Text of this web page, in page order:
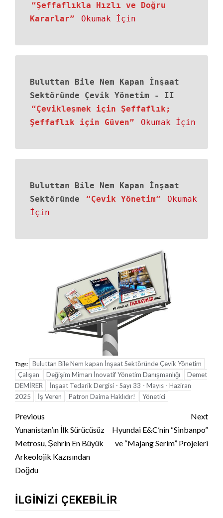
“Şeffaflıkla Hızlı ve Doğru
Kararlar”
Okumak İçin
Buluttan Bile Nem Kapan İnşaat
Sektöründe Çevik Yönetim - II
“Çevikleşmek için Şeffaflık;
Şeffaflık için Güven”
Okumak İçin
Buluttan Bile Nem Kapan İnşaat
Sektöründe
“Çevik Yönetim”
Okumak
İçin
Tags: Buluttan Bile Nem kapan İnşaat Sektöründe Çevik Yönetim
Çalışan
Değişim Mimarı İnovatif Yönetim Danışmanlığı
Demet
DEMİRER
İnşaat Tedarik Dergisi - Sayı 33 - Mayıs - Haziran
2025
İş Veren Patron Daima Haklıdır! Yönetici
Continue
Reading
Previous
Yunanistan’ın İlk Sürücüsüz
Metrosu, Şehrin En Büyük
Arkeolojik Kazısından
Doğdu
Next
Hyundai E&C’nin “Sinbanpo”
ve “Majang Serim” Projeleri
İLGINIZI ÇEKEBILIR